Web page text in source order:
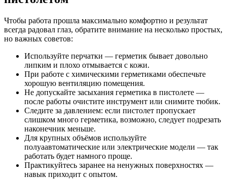
Чтобы работа прошла максимально комфортно и результат
всегда радовал глаз, обратите внимание на несколько простых,
но важных советов:
Используйте перчатки — герметик бывает довольно
липким и плохо отмывается с кожи.
При работе с химическими герметиками обеспечьте
хорошую вентиляцию помещения.
Не допускайте засыхания герметика в пистолете —
после работы очистите инструмент или снимите тюбик.
Следите за давлением: если пистолет пропускает
слишком много герметика, возможно, следует подрезать
наконечник меньше.
Для крупных объёмов используйте
полуаавтоматические или электрические модели — так
работать будет намного проще.
Практикуйтесь заранее на ненужных поверхностях —
навык приходит с опытом.